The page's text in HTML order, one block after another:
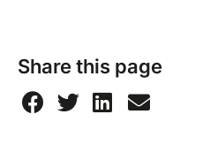
Share this page